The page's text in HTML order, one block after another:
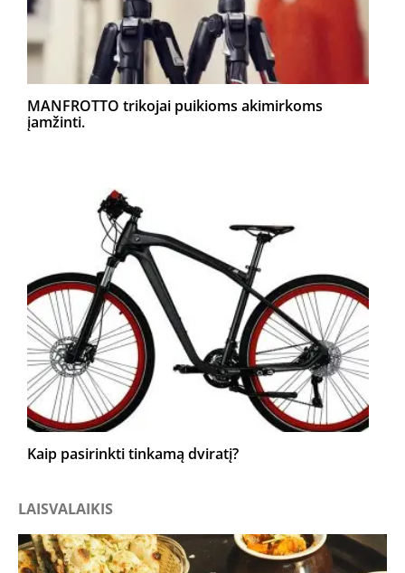
MANFROTTO trikojai puikioms akimirkoms
įamžinti.
Kaip pasirinkti tinkamą dviratį?
LAISVALAIKIS